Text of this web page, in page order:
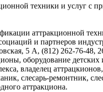
техники и услуг
аттракционной
и партнеров
5 А, (812) 262-76-48,
оборудование
владелец
слесарь-ремонтник,
аттракциона.